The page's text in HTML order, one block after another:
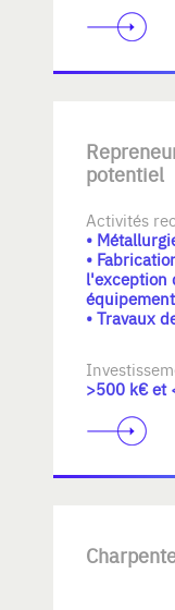
potentiel
Activités
•
•
l'exception
• Travaux
>500 k€ et